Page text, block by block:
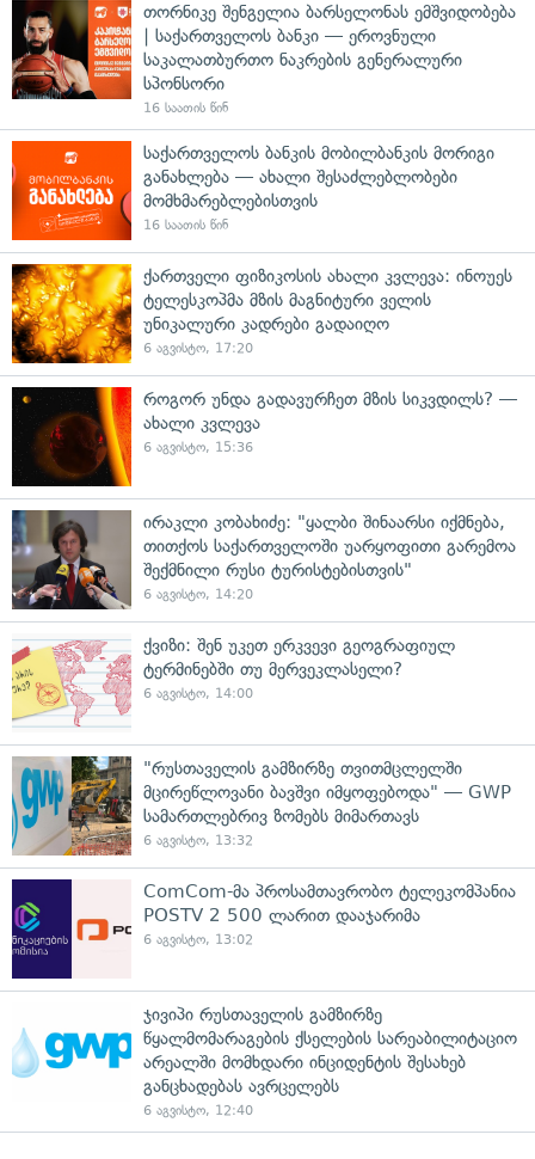
თორნიკე შენგელია ბარსელონას ემშვიდობება
| საქართველოს ბანკი — ეროვნული
საკალათბურთო ნაკრების გენერალური
სპონსორი
16 საათის წინ
საქართველოს ბანკის მობილბანკის მორიგი
განახლება — ახალი შესაძლებლობები
მომხმარებლებისთვის
16 საათის წინ
ქართველი ფიზიკოსის ახალი კვლევა: ინოუეს
ტელესკოპმა მზის მაგნიტური ველის
უნიკალური კადრები გადაიღო
6 აგვისტო, 17:20
როგორ უნდა გადავურჩეთ მზის სიკვდილს? —
ახალი კვლევა
6 აგვისტო, 15:36
ირაკლი კობახიძე: "ყალბი შინაარსი იქმნება,
თითქოს საქართველოში უარყოფითი გარემოა
შექმნილი რუსი ტურისტებისთვის"
6 აგვისტო, 14:20
ქვიზი: შენ უკეთ ერკვევი გეოგრაფიულ
ტერმინებში თუ მერვეკლასელი?
6 აგვისტო, 14:00
"რუსთაველის გამზირზე თვითმცლელში
მცირეწლოვანი ბავშვი იმყოფებოდა" — GWP
სამართლებრივ ზომებს მიმართავს
6 აგვისტო, 13:32
ComCom-მა პროსამთავრობო ტელეკომპანია
POSTV 2 500 ლარით დააჯარიმა
6 აგვისტო, 13:02
ჯივიპი რუსთაველის გამზირზე
წყალმომარაგების ქსელების სარეაბილიტაციო
არეალში მომხდარი ინციდენტის შესახებ
განცხადებას ავრცელებს
6 აგვისტო, 12:40